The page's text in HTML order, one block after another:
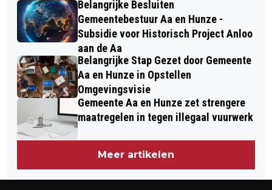
Belangrijke Besluiten
Gemeentebestuur Aa en Hunze -
Subsidie voor Historisch Project Anloo
aan de Aa
Belangrijke Stap Gezet door Gemeente
Aa en Hunze in Opstellen
Omgevingsvisie
Gemeente Aa en Hunze zet strengere
maatregelen in tegen illegaal vuurwerk
Meer artikelen